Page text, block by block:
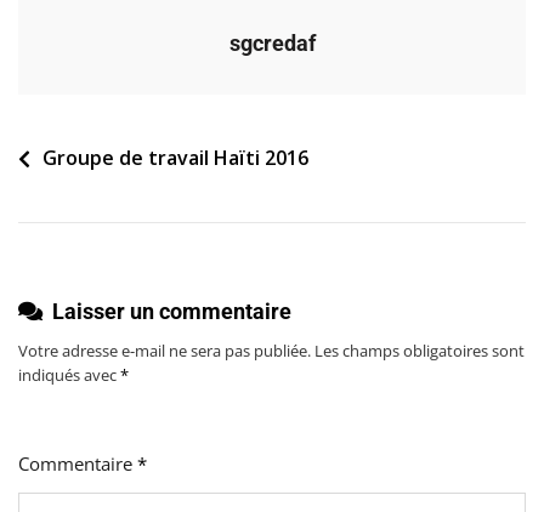
sgcredaf
Navigation
l’article
Groupe de travail Haïti 2016
Laisser un commentaire
Votre adresse e-mail ne sera pas publiée. Les champs obligatoires sont
indiqués avec*
Commentaire *